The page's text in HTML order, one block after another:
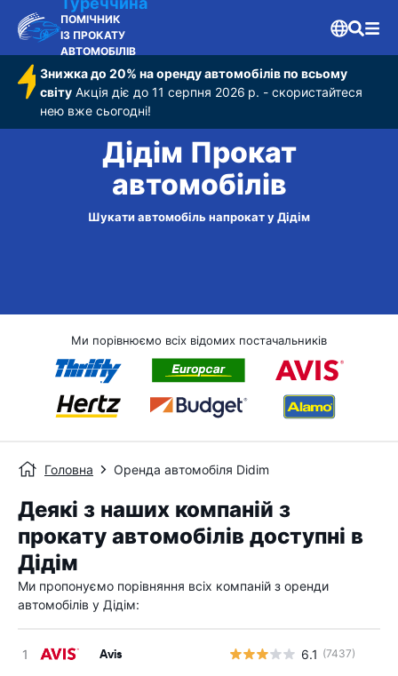
ПОМІЧНИК
ІЗ ПРОКАТУ
АВТОМОБІЛІВ
Знижка до 20% на оренду автомобілів по всьому
світу Акція діє до 11 серпня 2026 р. - скористайтеся
нею вже сьогодні!
Дідім Прокат
автомобілів
Шукати автомобіль напрокат у Дідім
Ми порівнюємо всіх відомих постачальників
Головна Оренда автомобіля Didim
Деякі з наших компаній з
прокату автомобілів доступні в
Дідім
Ми пропонуємо порівняння всіх компаній з оренди
автомобілів у Дідім:
Avis 6.1 (7437)